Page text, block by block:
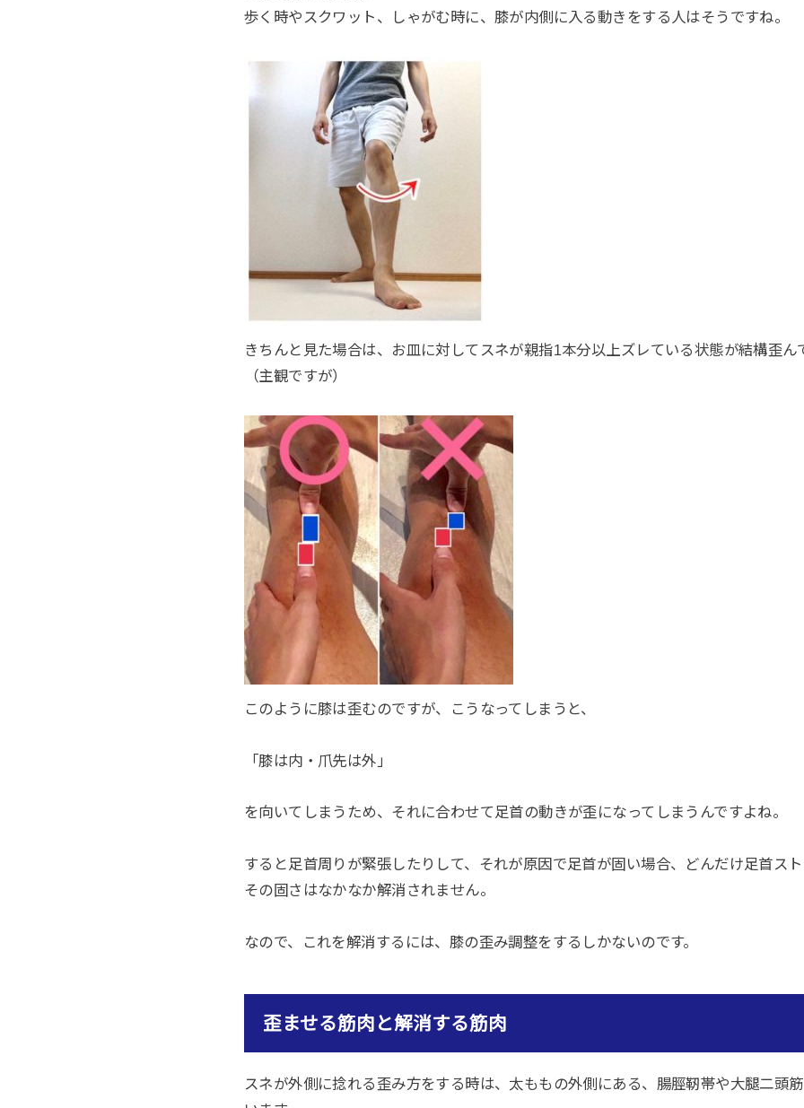
歩く時やスクワット、しゃがむ時に、膝が内側に入る動きをする人はそうですね。
きちんと見た場合は、お皿に対してスネが親指1本分以上ズレている状態が結構歪ん
（主観ですが）
このように膝は歪むのですが、こうなってしまうと、
「膝は内・爪先は外」
を向いてしまうため、それに合わせて足首の動きが歪になってしまうんですよね。
すると足首周りが緊張したりして、それが原因で足首が固い場合、どんだけ足首ス
その固さはなかなか解消されません。
なので、これを解消するには、膝の歪み調整をするしかないのです。
歪ませる筋肉と解消する筋肉
スネが外側に捻れる歪み方をする時は、太ももの外側にある、腸脛靭帯や大腿二頭